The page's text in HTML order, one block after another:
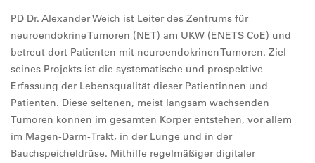
PD Dr. Alexander Weich ist Leiter des Zentrums für
neuroendokrine Tumoren (NET) am UKW (ENETS CoE) und
betreut dort Patienten mit neuroendokrinen Tumoren. Ziel
seines Projekts ist die systematische und prospektive
Erfassung der Lebensqualität dieser Patientinnen und
Patienten. Diese seltenen, meist langsam wachsenden
Tumoren können im gesamten Körper entstehen, vor allem
im Magen-Darm-Trakt, in der Lunge und in der
Bauchspeicheldrüse. Mithilfe regelmäßiger digitaler